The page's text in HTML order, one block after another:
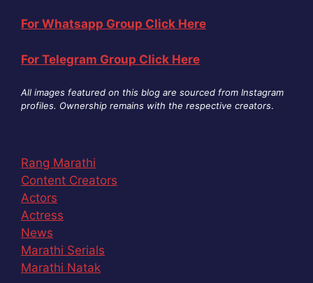
For Whatsapp Group Click Here
For Telegram Group Click Here
All images featured on this blog are sourced from Instagram
profiles. Ownership remains with the respective creators.
Rang Marathi
Content Creators
Actors
Actress
News
Marathi Serials
Marathi Natak